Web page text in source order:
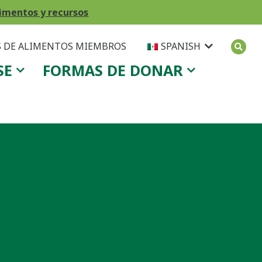
y recursos
DE ALIMENTOS MIEMBROS SPANISH
FORMAS DE DONAR